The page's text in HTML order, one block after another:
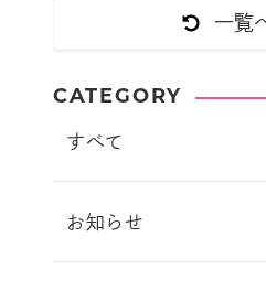
一覧
CATEGORY
すべて
お知らせ